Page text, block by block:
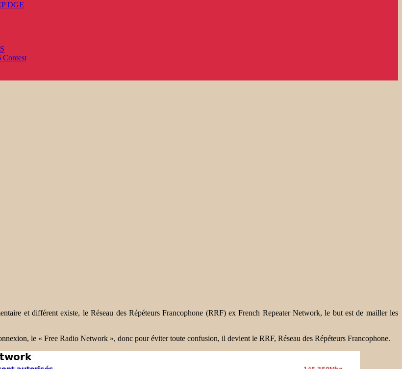
DGE
Contest
et différent existe, le Réseau des Répéteurs Francophone (RRF) ex French Repeater Network, le but est de mailler les
le « Free Radio Network », donc pour éviter toute confusion, il devient le RRF, Réseau des Répéteurs Francophone.